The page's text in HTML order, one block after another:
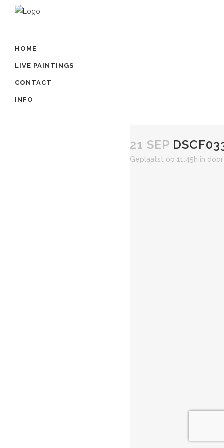
HOME
LIVE PAINTINGS
CONTACT
INFO
21 SEP
Geplaatst op 11:45h in